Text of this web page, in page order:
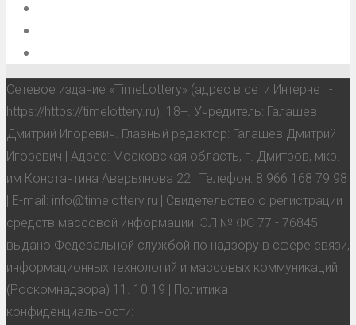
Сетевое издание «TimeLottery» (адрес в сети Интернет -
https://https://timelottery.ru). 18+. Учредитель: Галашев
Дмитрий Игоревич. Главный редактор: Галашев Дмитрий
Игоревич | Адрес: Московская область, г. Дмитров, мкр.
им Константина Аверьянова 22 | Телефон: 8 966 168 79 98
| E-mail: info@timelottery.ru | Свидетельство о регистрации
средств массовой информации: ЭЛ № ФС 77 - 76845
выдано Федеральной службой по надзору в сфере связи,
информационных технологий и массовых коммуникаций
(Роскомнадзора) 11. 10.19 | Политика
конфиденциальности: